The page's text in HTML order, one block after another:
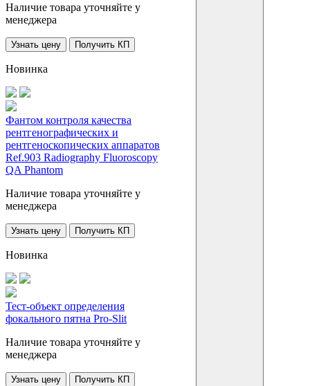
Наличие товара уточняйте у
менеджера
Узнать цену Получить КП
Новинка
Фантом контроля качества
рентгенографических и
рентгеноскопических аппаратов
Ref.903 Radiography Fluoroscopy
QA Phantom
Наличие товара уточняйте у
менеджера
Узнать цену Получить КП
Новинка
Тест-объект определения
фокального пятна Pro-Slit
Наличие товара уточняйте у
менеджера
Узнать цену Получить КП